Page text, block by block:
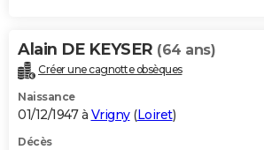
Alain DE KEYSER (64 ans)
Créer une cagnotte obsèques
Naissance
01/12/1947 à Vrigny(Loiret)
Décès